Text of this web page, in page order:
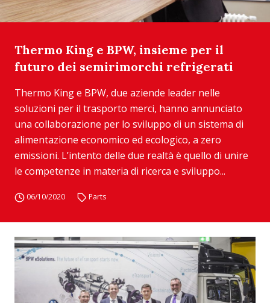
Thermo King e BPW, insieme per il
futuro dei semirimorchi refrigerati
Thermo King e BPW, due aziende leader nelle
soluzioni per il trasporto merci, hanno annunciato
una collaborazione per lo sviluppo di un sistema di
alimentazione economico ed ecologico, a zero
emissioni. L’intento delle due realtà è quello di unire
le competenze in materia di ricerca e sviluppo...
06/10/2020 Parts